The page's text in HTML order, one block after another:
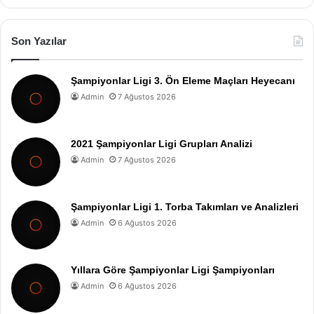
Son Yazılar
Şampiyonlar Ligi 3. Ön Eleme Maçları Heyecanı
Admin 7 Ağustos 2026
2021 Şampiyonlar Ligi Grupları Analizi
Admin 7 Ağustos 2026
Şampiyonlar Ligi 1. Torba Takımları ve Analizleri
Admin 6 Ağustos 2026
Yıllara Göre Şampiyonlar Ligi Şampiyonları
Admin 6 Ağustos 2026